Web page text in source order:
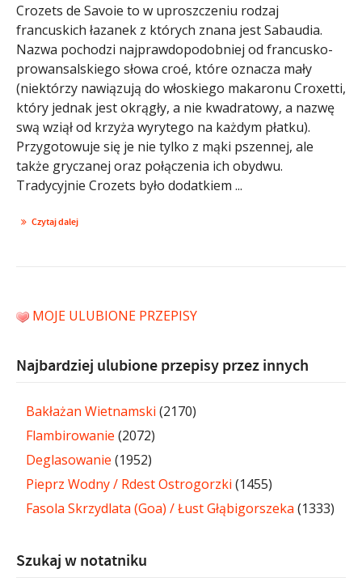
Crozets de Savoie to w uproszczeniu rodzaj
francuskich łazanek z których znana jest Sabaudia.
Nazwa pochodzi najprawdopodobniej od francusko-
prowansalskiego słowa croé, które oznacza mały
(niektórzy nawiązują do włoskiego makaronu Croxetti,
który jednak jest okrągły, a nie kwadratowy, a nazwę
swą wziął od krzyża wyrytego na każdym płatku).
Przygotowuje się je nie tylko z mąki pszennej, ale
także gryczanej oraz połączenia ich obydwu.
Tradycyjnie Crozets było dodatkiem ...
Czytaj dalej
MOJE ULUBIONE PRZEPISY
Najbardziej ulubione przepisy przez innych
Bakłażan Wietnamski (2170)
Flambirowanie (2072)
Deglasowanie (1952)
Pieprz Wodny / Rdest Ostrogorzki (1455)
Fasola Skrzydlata (Goa) / Łust Głąbigorszeka (1333)
Szukaj w notatniku